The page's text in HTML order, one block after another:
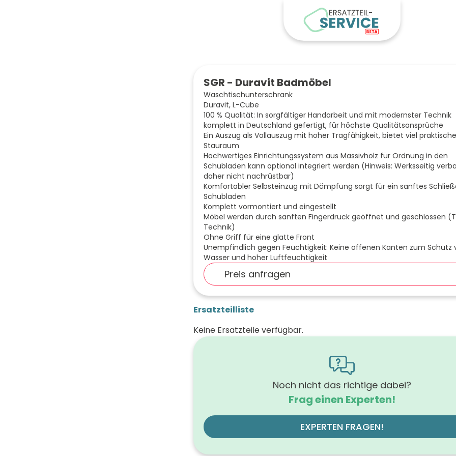
SGR - Duravit Badmöbel
Waschtischunterschrank
Duravit, L-Cube
100 % Qualität: In sorgfältiger Handarbeit und mit modernster Technik
komplett in Deutschland gefertigt, für höchste Qualitätsansprüche
Ein Auszug als Vollauszug mit hoher Tragfähigkeit, bietet viel
Stauraum
Hochwertiges Einrichtungssystem aus Massivholz für Ordnung in den
Schubladen kann optional integriert werden (Hinweis: Werksseitig
daher nicht nachrüstbar)
Komfortabler Selbsteinzug mit Dämpfung sorgt für ein sanftes
Schubladen
Komplett vormontiert und eingestellt
Möbel werden durch sanften Fingerdruck geöffnet und geschlossen
Technik)
Ohne Griff für eine glatte Front
Unempfindlich gegen Feuchtigkeit: Keine offenen Kanten zum Schutz
Wasser und hoher Luftfeuchtigkeit
Preis anfragen
Ersatzteilliste
Keine Ersatzteile verfügbar.
Noch nicht das richtige dabei?
Frag einen Experten!
EXPERTEN FRAGEN!